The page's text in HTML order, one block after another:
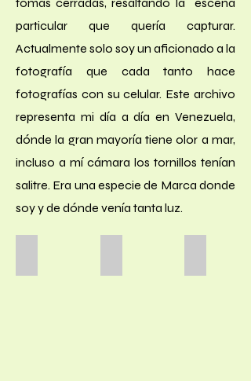
particular que quería capturar.
Actualmente solo soy un aficionado a la
fotografía que cada tanto hace
fotografías con su celular. Este archivo
representa mi día a día en Venezuela,
dónde la gran mayoría tiene olor a mar,
incluso a mí cámara los tornillos tenían
salitre. Era una especie de Marca donde
soy y de dónde venía tanta luz.